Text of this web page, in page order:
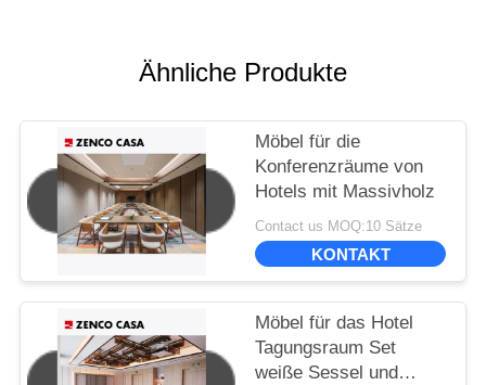
Ähnliche Produkte
Möbel für die
Konferenzräume von
Hotels mit Massivholz
Contact us MOQ:10 Sätze
KONTAKT
Möbel für das Hotel
Tagungsraum Set
weiße Sessel und